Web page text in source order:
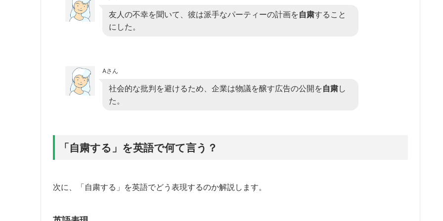
友人の不幸を聞いて、彼は派手なパーティーの計画を自粛すること
にした。
Aさん
社会的な批判を避けるため、企業は物議を醸す広告の公開を自粛し
た。
「自粛する」を英語で何て言う？
次に、「自粛する」を英語でどう表現するのか解説します。